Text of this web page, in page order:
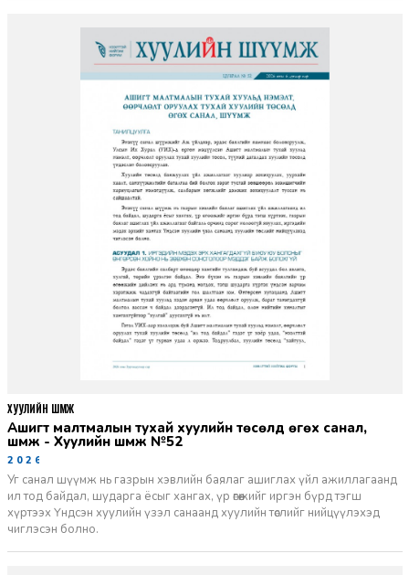
Ашигт малтмалын тухай хуулийн төсөлд өгөх санал,
шүүмж - Хуулийн шүүмж №52
2026-06-29
Уг санал шүүмж нь газрын хэвлийн баялаг ашиглах үйл ажиллагаанд
ил тод байдал, шударга ёсыг хангах, үр өгөөжийг иргэн бүрд тэгш
хүртээх Үндсэн хуулийн үзэл санаанд хуулийн төслийг нийцүүлэхэд
чиглэсэн болно.
ХУУЛИЙН ШҮҮМЖ